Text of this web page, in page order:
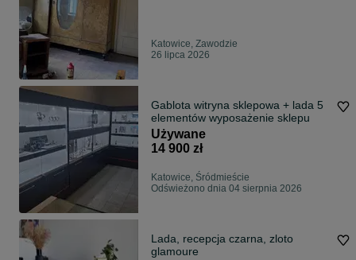
Katowice, Zawodzie
26 lipca 2026
Gablota witryna sklepowa + lada 5
elementów wyposażenie sklepu
Używane
14 900 zł
Katowice, Śródmieście
Odświeżono dnia 04 sierpnia 2026
Lada, recepcja czarna, zloto
glamoure